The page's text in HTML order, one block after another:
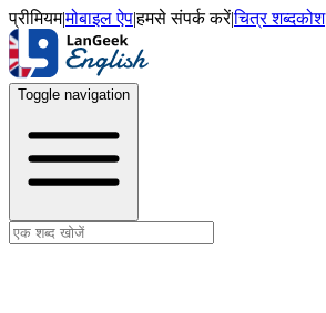
प्रीमियम|मोबाइल ऐप|हमसे संपर्क करें|चित्र शब्दकोश
Toggle navigation